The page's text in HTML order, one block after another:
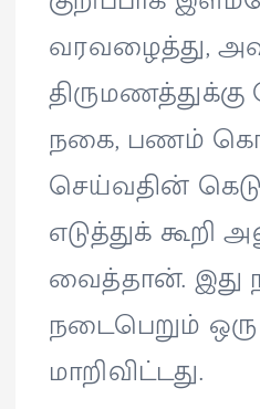
வரவழைத்து,
நகை, பணம்
செய்வதின்
எடுத்துக் கூறி
வைத்தான். இது
நடைபெறும்
மாறிவிட்டது.